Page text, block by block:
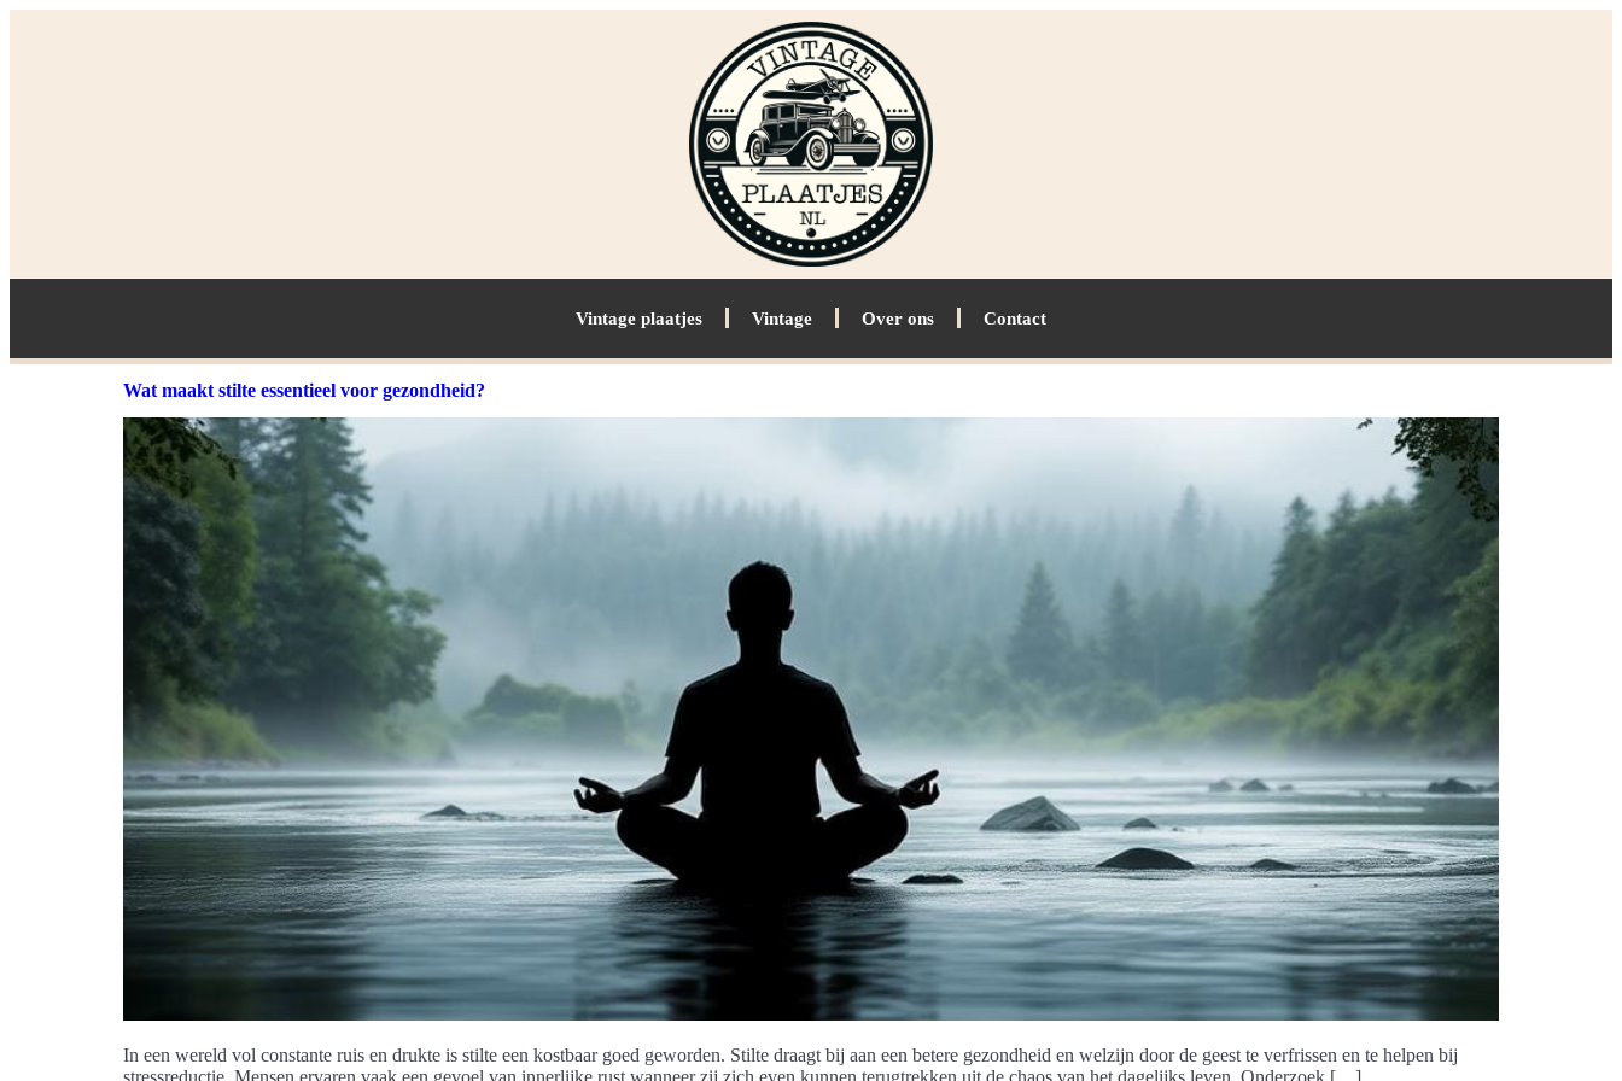
Vintage plaatjes Vintage Over ons Contact
Wat maakt stilte essentieel voor gezondheid?
In een wereld vol constante ruis en drukte is stilte een kostbaar goed geworden. Stilte draagt bij aan een betere gezondheid en welzijn door de geest te verfrissen en te helpen bij